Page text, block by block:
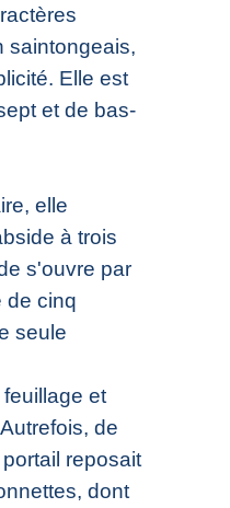
saintongeais,
Elle est
et de bas-
elle
à trois
s'ouvre par
de cinq
seule
et
de
reposait
dont